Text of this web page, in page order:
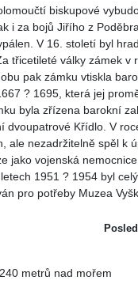
biskupové
i za bojů Jiřího z
V 16. století byl
třicetileté války zámek v
pak zámku vtiskla
? 1695, která jej
byla zřízena barokní
dvoupatrové Křídlo. V
ale nezadržitelně spěl k
jako vojenská
1951 ? 1954 byl
pro potřeby Muzea
240 metrů nad mořem